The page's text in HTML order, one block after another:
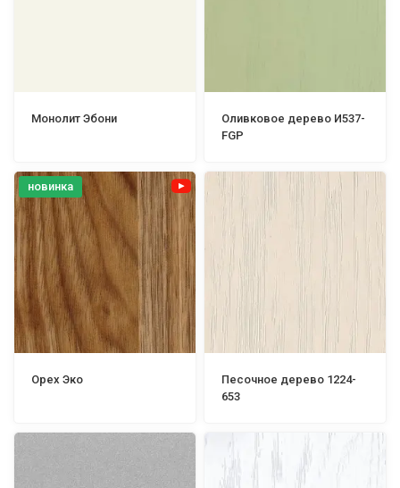
Монолит Эбони
Оливковое дерево И537-
FGP
новинка
Орех Эко
Песочное дерево 1224-
653